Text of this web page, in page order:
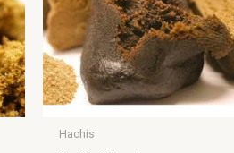
Hachis